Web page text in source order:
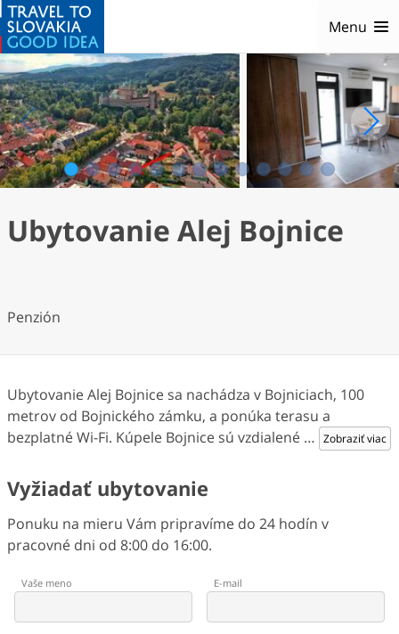
Menu
1 2 3 4 5 6 7 8 9 10 11 12 13
Ubytovanie Alej Bojnice
Penzión
Ubytovanie Alej Bojnice sa nachádza v Bojniciach, 100
metrov od Bojnického zámku, a ponúka terasu a
bezplatné Wi-Fi. Kúpele Bojnice sú vzdialené … Zobraziť viac
Vyžiadať ubytovanie
Ponuku na mieru Vám pripravíme do 24 hodín v
pracovné dni od 8:00 do 16:00.
Vaše meno E-mail